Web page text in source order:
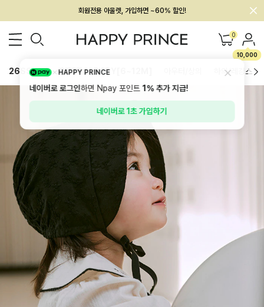
회원전용 아울렛, 가입하면 ~60% 할인!
멤버십 최대 28,000원 혜택 0
10,000
26SS 신상 BEST BABY[6~12M] 하의/레깅스
HAPPY PRINCE
네이버로 로그인하면 Npay 포인트1%추가 지급!
네이버로 1초 가입하기